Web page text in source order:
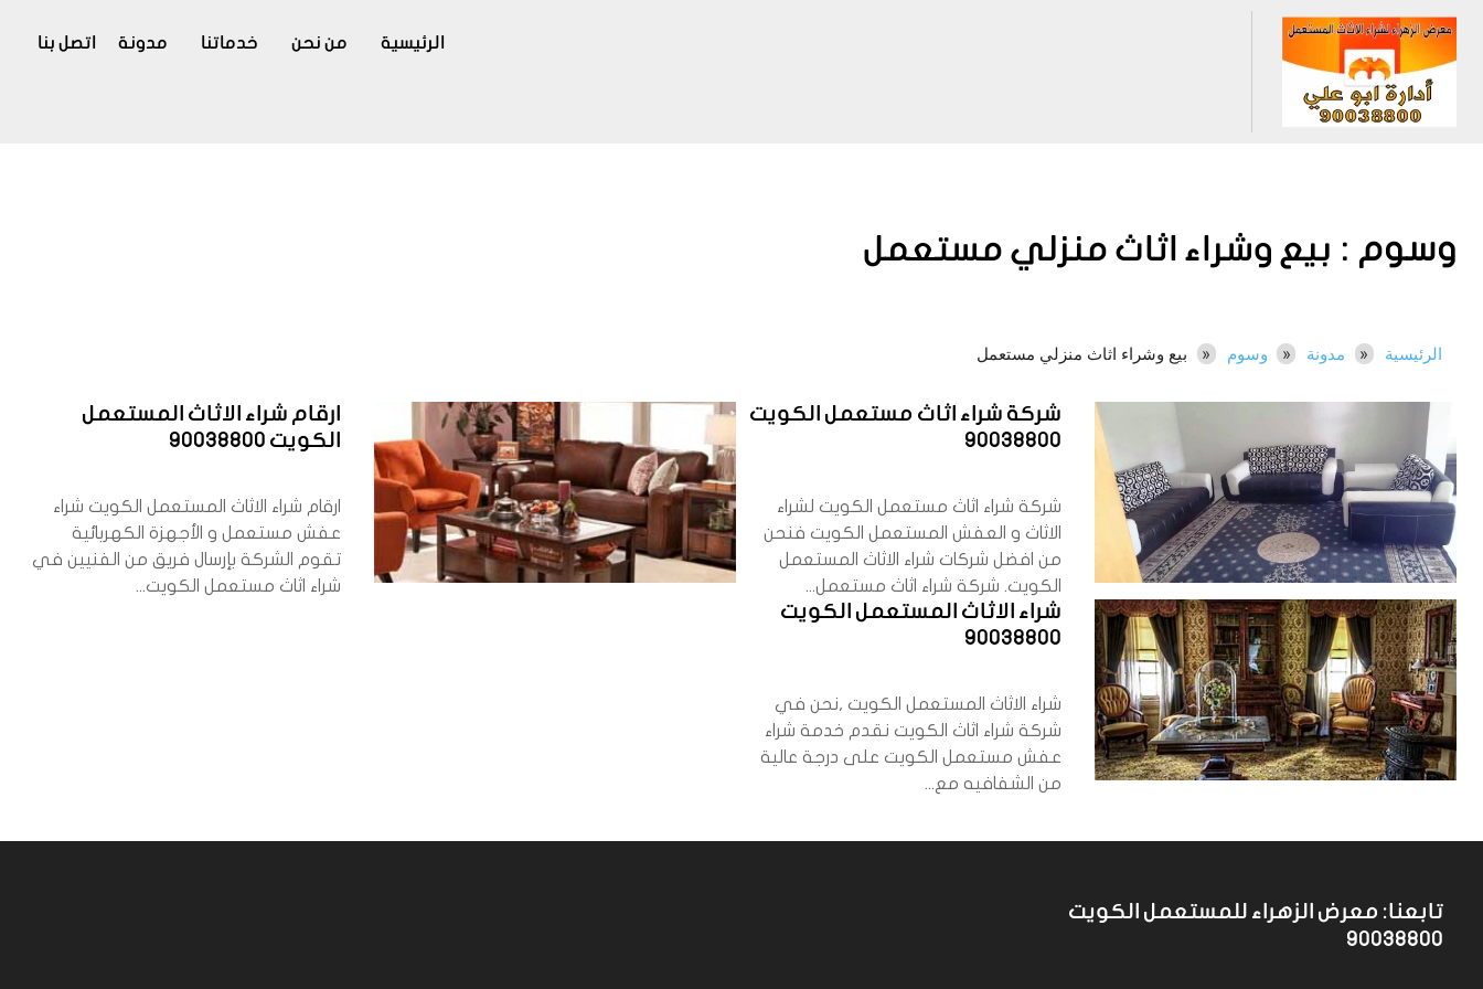
الرئيسية من نحن خدماتنا مدونة اتصل بنا
وسوم : بيع وشراء اثاث منزلي مستعمل
الرئيسية مدونة وسوم بيع وشراء اثاث منزلي مستعمل
شركة شراء اثاث مستعمل الكويت
90038800
شركة شراء اثاث مستعمل الكويت لشراء
الاثاث و العفش المستعمل الكويت فنحن
من افضل شركات شراء الاثاث المستعمل
الكويت. شركة شراء اثاث مستعمل...
ارقام شراء الاثاث المستعمل
الكويت 90038800
ارقام شراء الاثاث المستعمل الكويت شراء
عفش مستعمل و الأجهزة الكهربائية
تقوم الشركة بإرسال فريق من الفنيين في
شراء اثاث مستعمل الكويت...
شراء الاثاث المستعمل الكويت
90038800
شراء الاثاث المستعمل الكويت ,نحن في
شركة شراء اثاث الكويت نقدم خدمة شراء
عفش مستعمل الكويت على درجة عالية
من الشفافيه مع...
تابعنا: معرض الزهراء للمستعمل الكويت
90038800